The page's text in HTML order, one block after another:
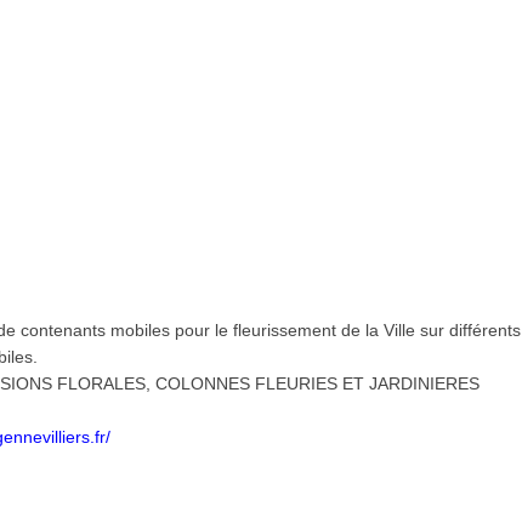
contenants mobiles pour le fleurissement de la Ville sur différents
FLORALES, COLONNES FLEURIES ET JARDINIERES